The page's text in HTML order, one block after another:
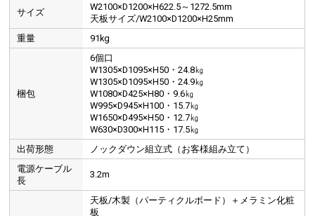
サイズ
W2100×D1200×H622.5～1272.5mm
天板サイズ/W2100×D1200×H25mm
重量
91kg
梱包
6個口
W1305×D1095×H50・24.8㎏
W1305×D1095×H50・24.9㎏
W1080×D425×H80・9.6㎏
W995×D945×H100・15.7㎏
W1650×D495×H50・12.7㎏
W630×D300×H115・17.5㎏
出荷形態
ノックダウン組立式（お客様組み立て）
電源ケーブル
長
3.2m
天板/木製（パーティクルボード）＋メラミン化粧
板